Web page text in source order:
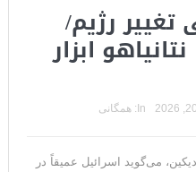
رژیم/
ابزار
In: همگانی
می‌گوید اسرائیل عمیقاً در